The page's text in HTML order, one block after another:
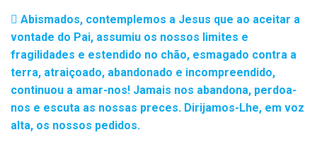
Abismados, contemplemos a Jesus que ao aceitar a
vontade do Pai, assumiu os nossos limites e
fragilidades e estendido no chão, esmagado contra a
terra, atraiçoado, abandonado e incompreendido,
continuou a amar-nos! Jamais nos abandona, perdoa-
nos e escuta as nossas preces. Dirijamos-Lhe, em voz
alta, os nossos pedidos.